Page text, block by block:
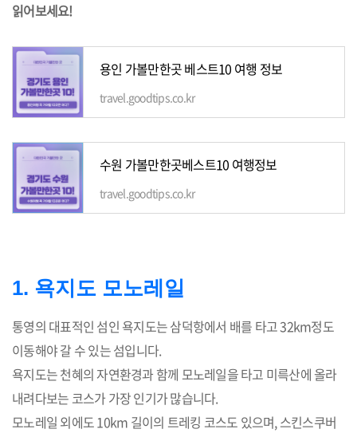
읽어보세요!
용인 가볼만한곳 베스트10 여행 정보
travel.goodtips.co.kr
수원 가볼만한곳베스트10 여행정보
travel.goodtips.co.kr
1. 욕지도 모노레일
통영의 대표적인 섬인 욕지도는 삼덕항에서 배를 타고 32km정도
이동해야 갈 수 있는 섬입니다.
욕지도는 천혜의 자연환경과 함께 모노레일을 타고 미륵산에 올라
내려다보는 코스가 가장 인기가 많습니다.
모노레일 외에도 10km 길이의 트레킹 코스도 있으며, 스킨스쿠버